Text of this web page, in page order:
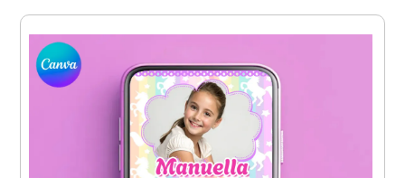
Convites
Identidades Visuais
Materiais de Divulgação